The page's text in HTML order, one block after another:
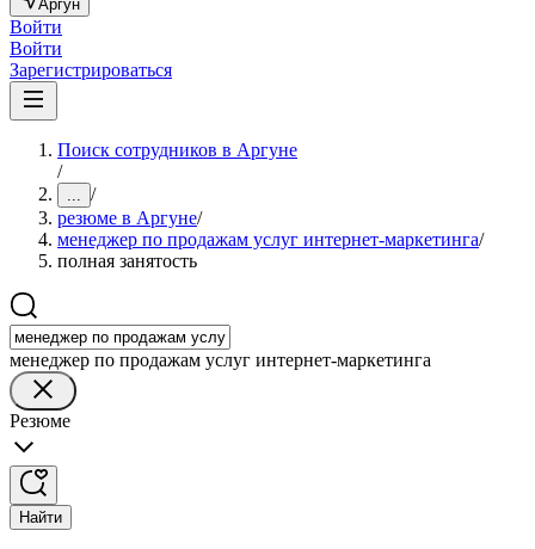
Аргун
Войти
Войти
Зарегистрироваться
Поиск сотрудников в Аргуне
/
... /
резюме в Аргуне/
менеджер по продажам услуг интернет-маркетинга/
полная занятость
менеджер по продажам услуг интернет-маркетинга
Резюме
Найти